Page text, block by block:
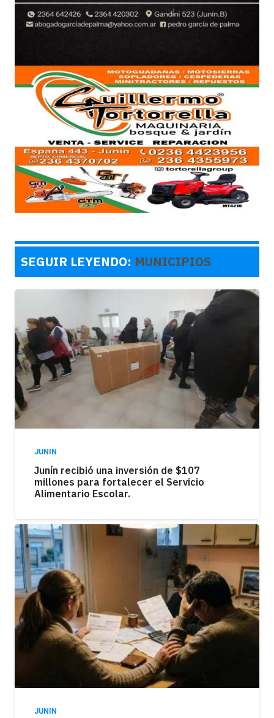
SEGUIR LEYENDO: MUNICIPIOS
JUNIN
Junín recibió una inversión de $107
millones para fortalecer el Servicio
Alimentario Escolar.
JUNIN